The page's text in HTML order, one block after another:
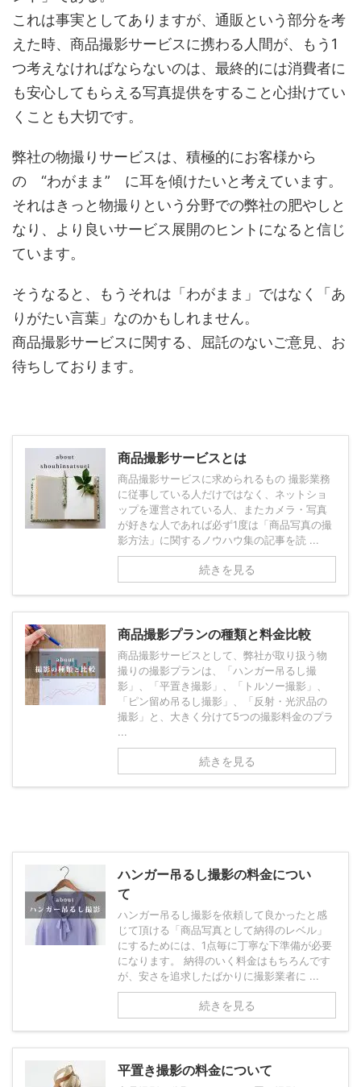
これは事実としてありますが、通販という部分を考
えた時、商品撮影サービスに携わる人間が、もう1
つ考えなければならないのは、最終的には消費者に
も安心してもらえる写真提供をすること心掛けてい
くことも大切です。
弊社の物撮りサービスは、積極的にお客様から
の “わがまま” に耳を傾けたいと考えています。
それはきっと物撮りという分野での弊社の肥やしと
なり、より良いサービス展開のヒントになると信じ
ています。
そうなると、もうそれは「わがまま」ではなく「あ
りがたい言葉」なのかもしれません。
商品撮影サービスに関する、屈託のないご意見、お
待ちしております。
商品撮影サービスとは
商品撮影サービスに求められるもの 撮影業務
に従事している人だけではなく、ネットショ
ップを運営されている人、またカメラ・写真
が好きな人であれば必ず1度は「商品写真の撮
影方法」に関するノウハウ集の記事を読 ...
続きを見る
商品撮影プランの種類と料金比較
商品撮影サービスとして、弊社が取り扱う物
撮りの撮影プランは、「ハンガー吊るし撮
影」、「平置き撮影」、「トルソー撮影」、
「ピン留め吊るし撮影」、「反射・光沢品の
撮影」と、大きく分けて5つの撮影料金のプラ
...
続きを見る
ハンガー吊るし撮影の料金につい
て
ハンガー吊るし撮影を依頼して良かったと感
じて頂ける「商品写真として納得のレベル」
にするためには、1点毎に丁寧な下準備が必要
になります。 納得のいく料金はもちろんです
が、安さを追求したばかりに撮影業者に ...
続きを見る
平置き撮影の料金について